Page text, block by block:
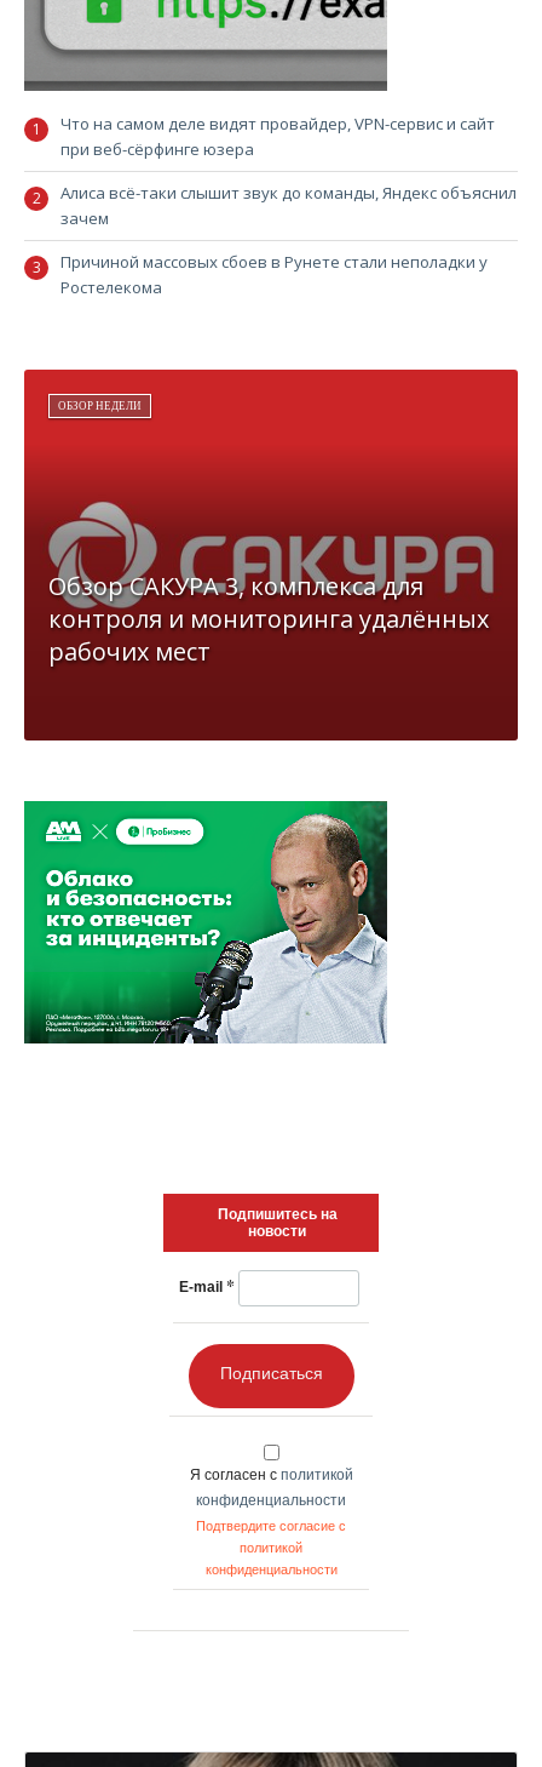
Что на самом деле видят провайдер, VPN-сервис и сайт
при веб-сёрфинге юзера
Алиса всё-таки слышит звук до команды, Яндекс объяснил
зачем
Причиной массовых сбоев в Рунете стали неполадки у
Ростелекома
ОБЗОР НЕДЕЛИ
Обзор САКУРА 3, комплекса для
контроля и мониторинга удалённых
рабочих мест
Подпишитесь на
новости
E-mail *
Подписаться
Я согласен с политикой
конфиденциальности
Подтвердите согласие с
политикой
конфиденциальности